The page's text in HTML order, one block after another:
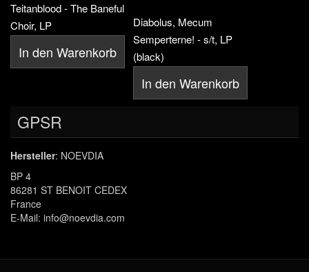
Teitanblood - The Baneful
Choir, LP
In den Warenkorb
Diabolus, Mecum
Semperterne! - s/t, LP
(black)
In den Warenkorb
GPSR
Hersteller: NOEVDIA
BP 4
86281 ST BENOIT CEDEX
France
E-Mail: info@noevdia.com